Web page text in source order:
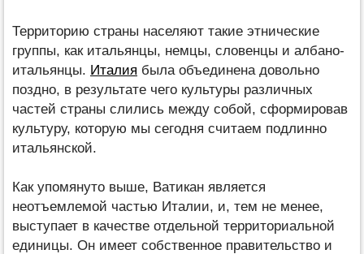
Территорию страны населяют такие этнические
группы, как итальянцы, немцы, словенцы и албано-
итальянцы. Италия была объединена довольно
поздно, в результате чего культуры различных
частей страны слились между собой, сформировав
культуру, которую мы сегодня считаем подлинно
итальянской.
Как упомянуто выше, Ватикан является
неотъемлемой частью Италии, и, тем не менее,
выступает в качестве отдельной территориальной
единицы. Он имеет собственное правительство и